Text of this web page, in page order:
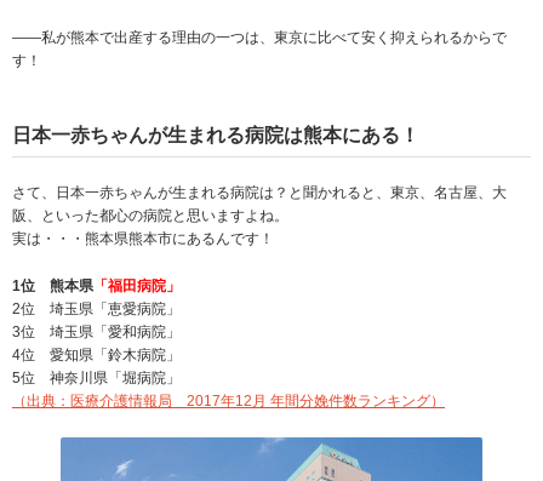
――私が熊本で出産する理由の一つは、東京に比べて安く抑えられるからで
す！
日本一赤ちゃんが生まれる病院は熊本にある！
さて、日本一赤ちゃんが生まれる病院は？と聞かれると、東京、名古屋、大
阪、といった都心の病院と思いますよね。
実は・・・熊本県熊本市にあるんです！
1位 熊本県「福田病院」
2位 埼玉県「恵愛病院」
3位 埼玉県「愛和病院」
4位 愛知県「鈴木病院」
5位 神奈川県「堀病院」
（出典：医療介護情報局 2017年12月 年間分娩件数ランキング）